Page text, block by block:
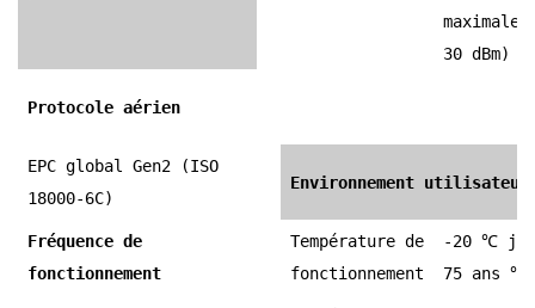
maximale
30 dBm)
Protocole aérien
EPC global Gen2 (ISO
18000-6C)
Environnement utilisateur
Fréquence de
fonctionnement
Température de
fonctionnement
-20 ℃
75 ans ℃